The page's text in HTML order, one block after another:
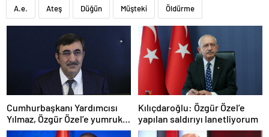
A.e. Ateş Düğün Müşteki Öldürme
Cumhurbaşkanı Yardımcısı
Yılmaz, Özgür Özel’e yumruklu
saldırıyı kınadı
Kılıçdaroğlu: Özgür Özel’e
yapılan saldırıyı lanetliyorum